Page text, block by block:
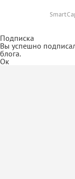
Подписка
Вы успешно
блога.
Ок